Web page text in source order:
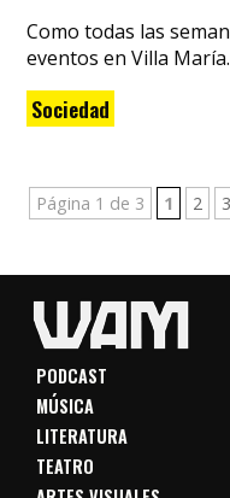
Como todas las
eventos en Villa María.
Sociedad
Página 1 de 3 1 2 3
PODCAST
MÚSICA
LITERATURA
TEATRO